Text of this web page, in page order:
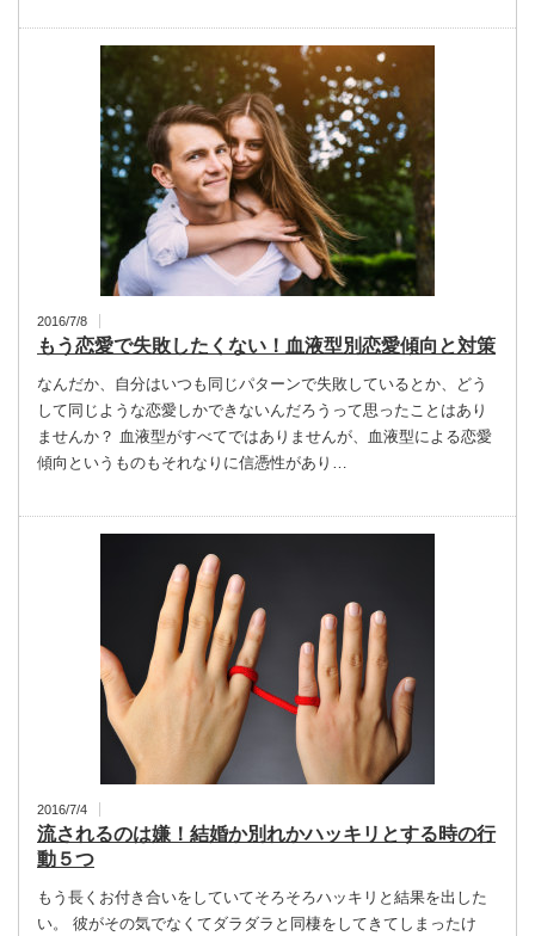
2016/7/8
もう恋愛で失敗したくない！血液型別恋愛傾向と対策
なんだか、自分はいつも同じパターンで失敗しているとか、どう
して同じような恋愛しかできないんだろうって思ったことはあり
ませんか？ 血液型がすべてではありませんが、血液型による恋愛
傾向というものもそれなりに信憑性があり…
2016/7/4
流されるのは嫌！結婚か別れかハッキリとする時の行
動５つ
もう長くお付き合いをしていてそろそろハッキリと結果を出した
い。 彼がその気でなくてダラダラと同棲をしてきてしまったけ